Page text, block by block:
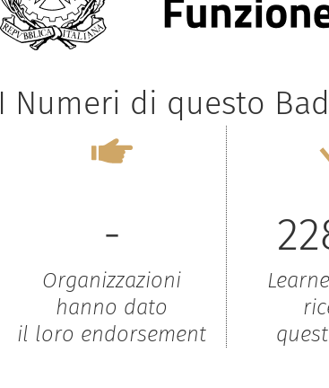
I Numeri di questo
-
Organizzazioni
hanno dato
il loro endorsement